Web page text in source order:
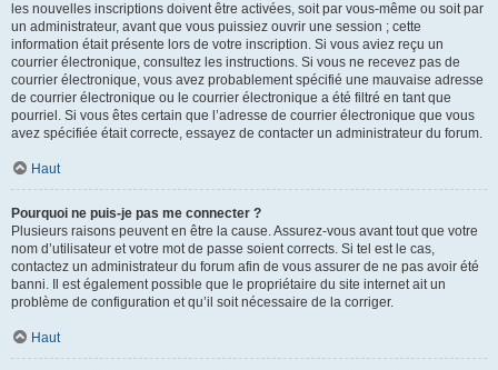
les nouvelles inscriptions doivent être activées, soit par vous-même ou soit par
un administrateur, avant que vous puissiez ouvrir une session ; cette
information était présente lors de votre inscription. Si vous aviez reçu un
courrier électronique, consultez les instructions. Si vous ne recevez pas de
courrier électronique, vous avez probablement spécifié une mauvaise adresse
de courrier électronique ou le courrier électronique a été filtré en tant que
pourriel. Si vous êtes certain que l’adresse de courrier électronique que vous
avez spécifiée était correcte, essayez de contacter un administrateur du forum.
Haut
Pourquoi ne puis-je pas me connecter ?
Plusieurs raisons peuvent en être la cause. Assurez-vous avant tout que votre
nom d’utilisateur et votre mot de passe soient corrects. Si tel est le cas,
contactez un administrateur du forum afin de vous assurer de ne pas avoir été
banni. Il est également possible que le propriétaire du site internet ait un
problème de configuration et qu’il soit nécessaire de la corriger.
Haut